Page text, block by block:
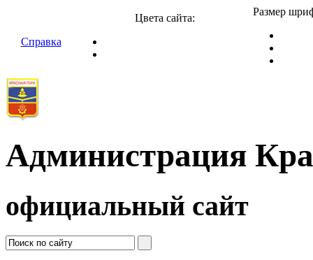
Справка
Цвета сайта:
Размер
Администрация
официальный сайт